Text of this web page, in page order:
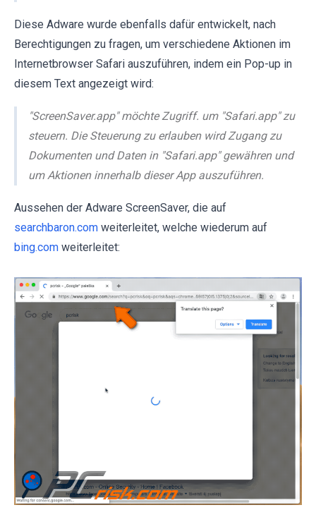
Diese Adware wurde ebenfalls dafür entwickelt, nach
Berechtigungen zu fragen, um verschiedene Aktionen im
Internetbrowser Safari auszuführen, indem ein Pop-up in
diesem Text angezeigt wird:
"ScreenSaver.app" möchte Zugriff. um "Safari.app" zu
steuern. Die Steuerung zu erlauben wird Zugang zu
Dokumenten und Daten in "Safari.app" gewähren und
um Aktionen innerhalb dieser App auszuführen.
Aussehen der Adware ScreenSaver, die auf
searchbaron.com weiterleitet, welche wiederum auf
bing.com weiterleitet: